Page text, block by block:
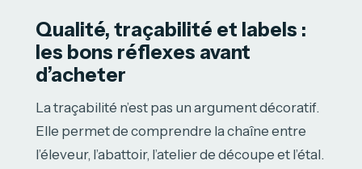
Qualité, traçabilité et labels :
les bons réflexes avant
d’acheter
La traçabilité n’est pas un argument décoratif.
Elle permet de comprendre la chaîne entre
l’éleveur, l’abattoir, l’atelier de découpe et l’étal.